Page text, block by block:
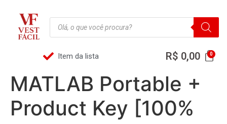
Item da lista R$ 0,00
MATLAB Portable +
Product Key [100%